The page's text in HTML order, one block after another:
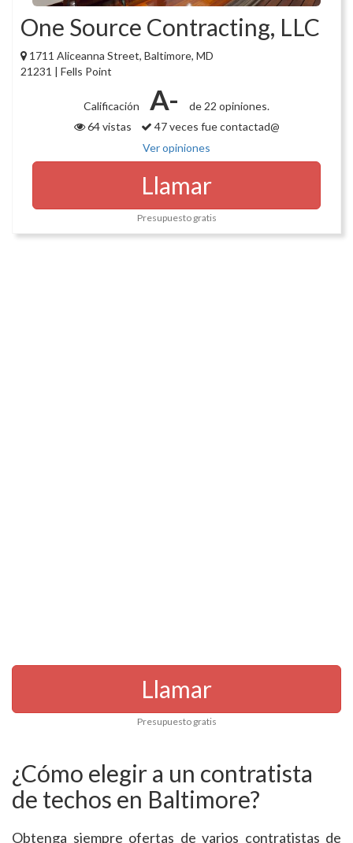
One Source Contracting, LLC
1711 Aliceanna Street, Baltimore, MD
21231 | Fells Point
Calificación A-
de 22 opiniones.
64 vistas
47 veces fue contactad@
Ver opiniones
Llamar
Presupuesto gratis
Llamar
Presupuesto gratis
¿Cómo elegir a un contratista
de techos en Baltimore?
Obtenga siempre ofertas de varios contratistas de